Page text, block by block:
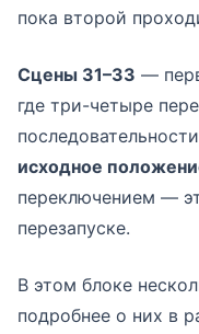
пока второй
Сцены 31–33 —
где три-четыре
исходное
переключением —
перезапуске.
В этом блоке
подробнее о них в